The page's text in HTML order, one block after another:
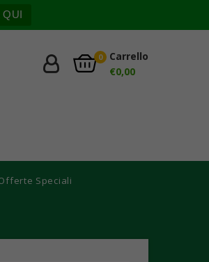
QUI
0
Carrello
€0,00
Speciali